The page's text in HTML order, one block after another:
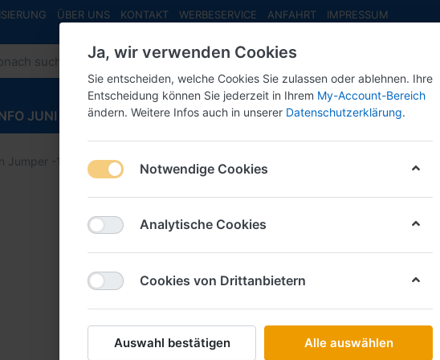
ÜBER UNS KONTAKT WERBESERVICE ANFAHRT IMPRESSUM
JUNI INFO MAI NEU EINGETROFFEN NEUHEITEN
Jumper -1:87-
Busch
Claas
Art.-Nr.
29,50
Ja, wir verwenden Cookies
Sie entscheiden, welche Cookies Sie zulassen oder ablehnen. Ihre
Entscheidung können Sie jederzeit in Ihrem My-Account-Bereich
ändern. Weitere Infos auch in unserer Datenschutzerklärung.
Notwendige Cookies
Analytische Cookies
Cookies von Drittanbietern
Auswahl bestätigen Alle auswählen